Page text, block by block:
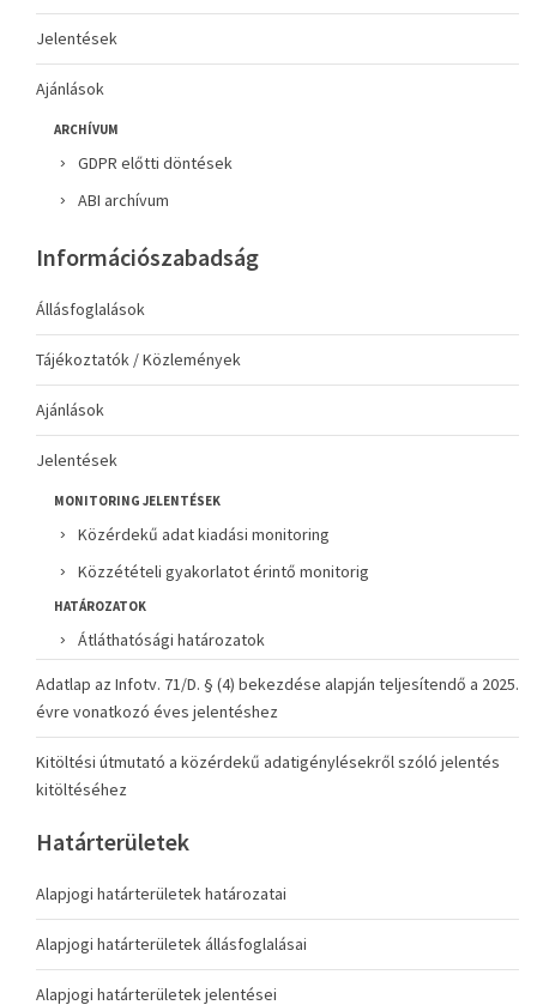
Jelentések
Ajánlások
ARCHÍVUM
GDPR előtti döntések
ABI archívum
Információszabadság
Állásfoglalások
Tájékoztatók / Közlemények
Ajánlások
Jelentések
MONITORING JELENTÉSEK
Közérdekű adat kiadási monitoring
Közzétételi gyakorlatot érintő monitorig
HATÁROZATOK
Átláthatósági határozatok
Adatlap az Infotv. 71/D. § (4) bekezdése alapján teljesítendő a 2025.
évre vonatkozó éves jelentéshez
Kitöltési útmutató a közérdekű adatigénylésekről szóló jelentés
kitöltéséhez
Határterületek
Alapjogi határterületek határozatai
Alapjogi határterületek állásfoglalásai
Alapjogi határterületek jelentései